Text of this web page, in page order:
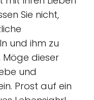
Sie nicht,
und ihm zu
Möge dieser
und
Prost auf ein